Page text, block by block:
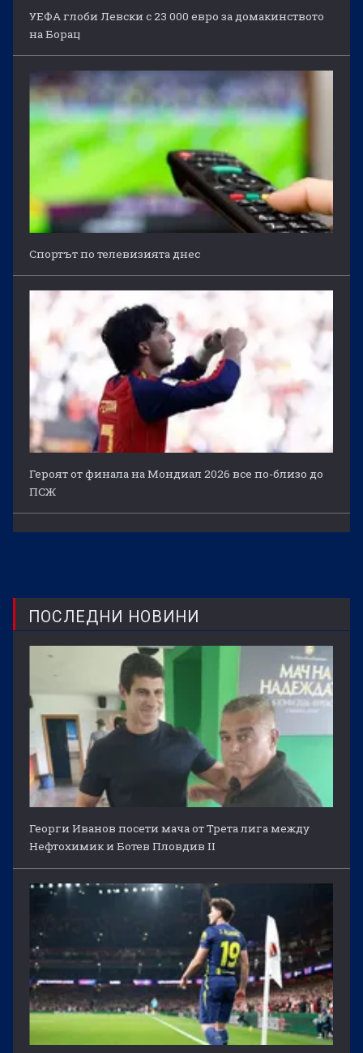
УЕФА глоби Левски с 23 000 евро за домакинството
на Борац
Спортът по телевизията днес
Героят от финала на Мондиал 2026 все по-близо до
ПСЖ
ПОСЛЕДНИ НОВИНИ
Георги Иванов посети мача от Трета лига между
Нефтохимик и Ботев Пловдив II